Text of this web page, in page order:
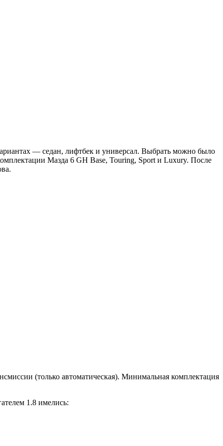
— седан, лифтбек и универсал. Выбрать можно было
Мазда 6 GH Base, Touring, Sport и Luxury. После
(только автоматическая). Минимальная комплектация
1.8 имелись: